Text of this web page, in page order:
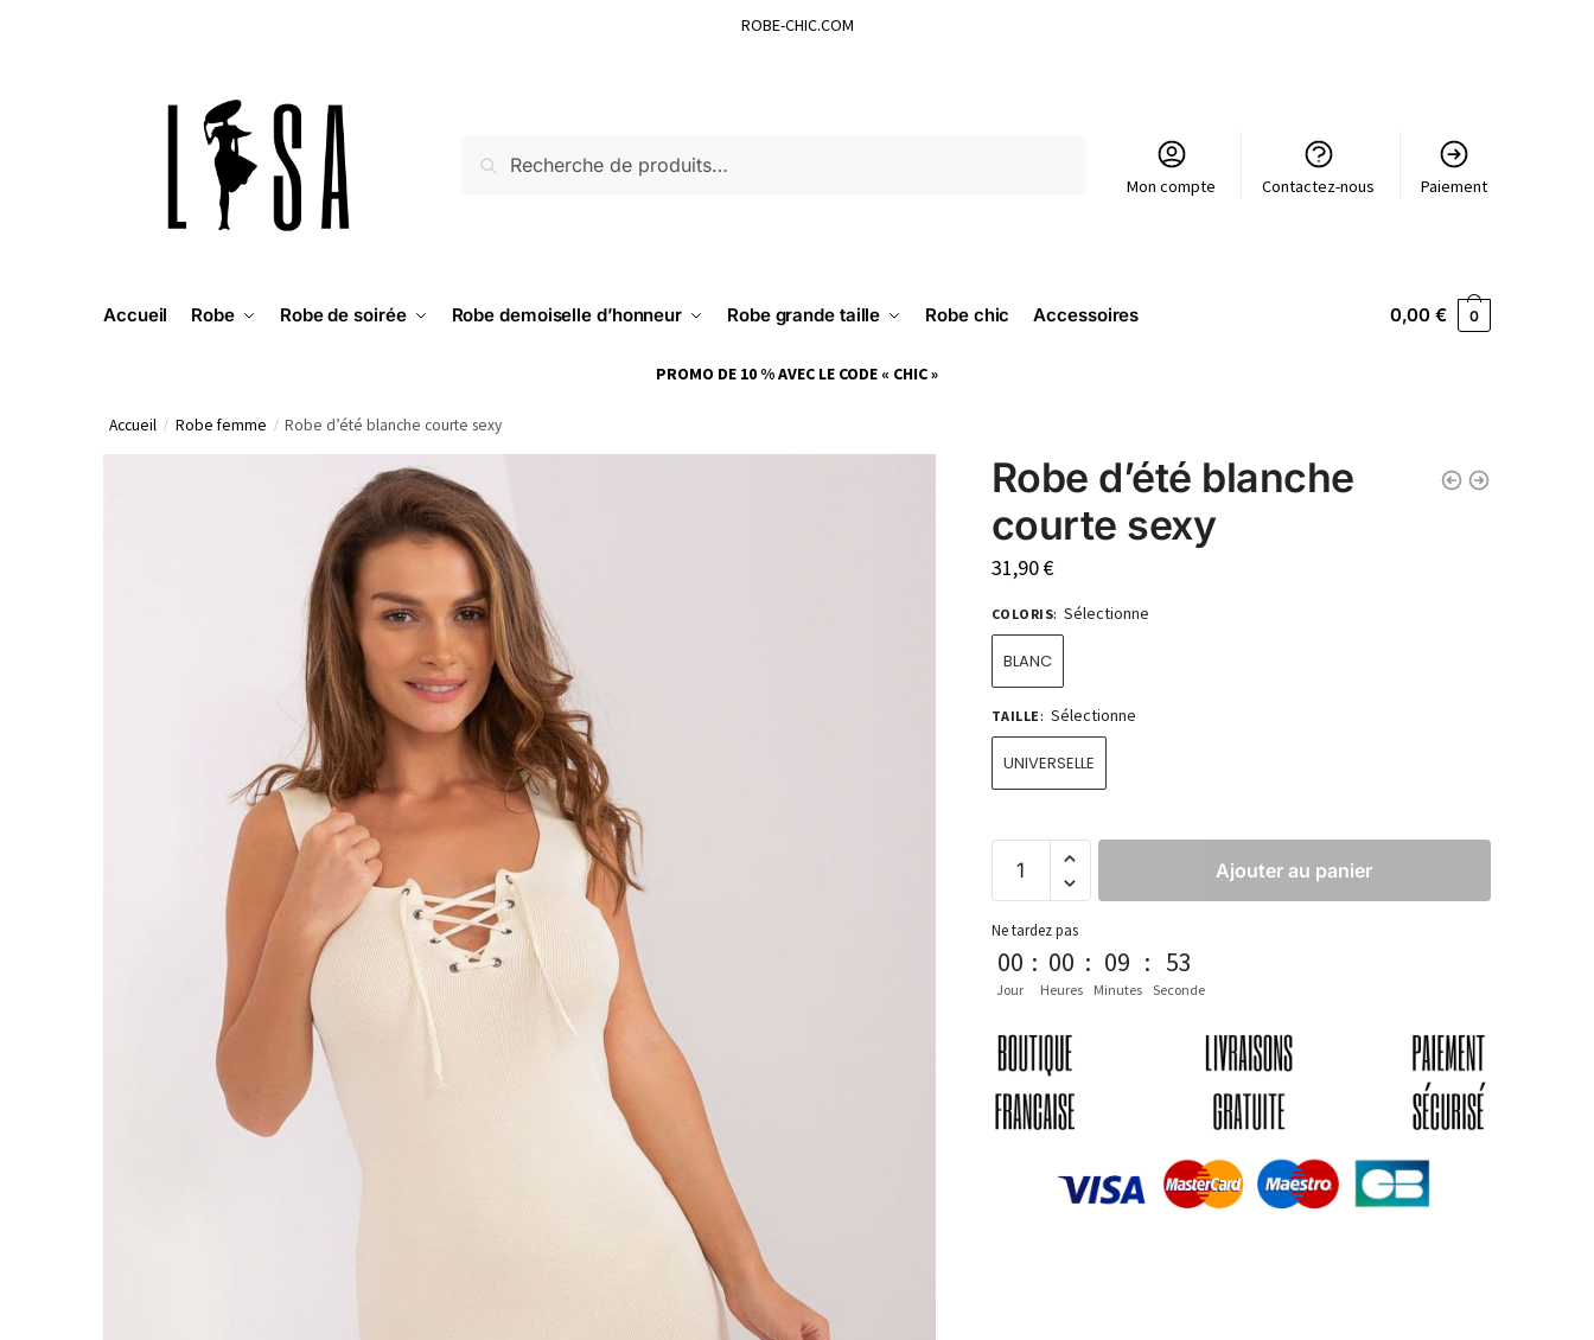
ROBE-CHIC.COM
RECHERCHE
Mon compte Contactez-nous Paiement
Accueil Robe Robe de soirée Robe demoiselle d’honneur Robe grande taille Robe chic Accessoires 0,00€ 0
PROMO DE 10 % AVEC LE CODE « CHIC »
Accueil / Robe femme / Robe d’été blanche courte sexy
Robe d’été blanche
courte sexy
31,90€
COLORIS: Sélectionne
BLANC
TAILLE: Sélectionne
UNIVERSELLE
Ajouter au panier
Ne tardez pas
00
Jour
: 00
Heures
: 09
Minutes
: 52
Seconde